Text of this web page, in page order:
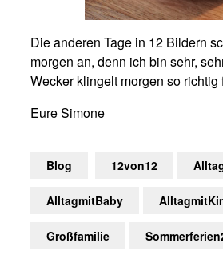
Die anderen Tage in 12 Bildern
morgen an, denn ich bin sehr,
Wecker klingelt morgen so richtig
Eure Simone
Blog 12von12
AlltagmitBaby
Großfamilie